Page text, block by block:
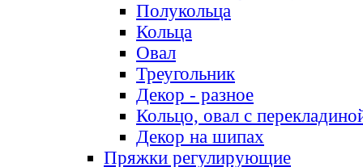
Полукольца
Кольца
Овал
Треугольник
Декор - разное
Кольцо, овал с
Декор на шипах
Пряжки регулирующие